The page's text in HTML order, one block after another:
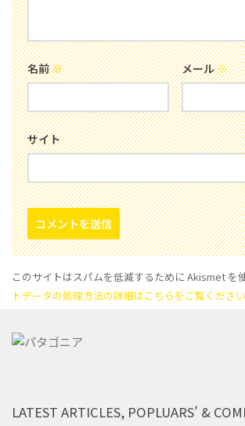
名前※ メール※
サイト
このサイトはスパムを低減するために Akismet を
トデータの処理方法の詳細はこちらをご覧ください
LATEST ARTICLES, POPLUARS’ &